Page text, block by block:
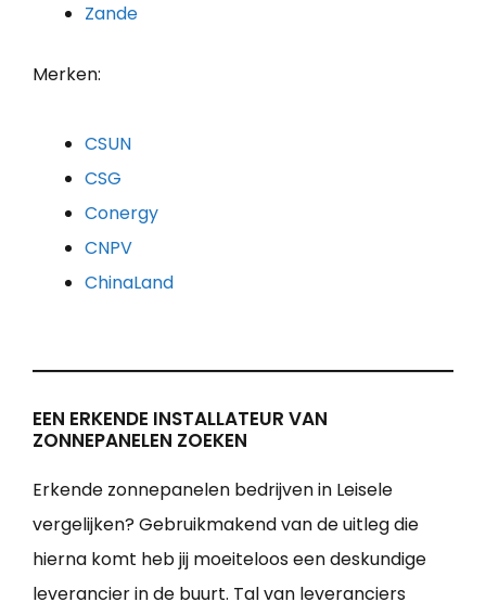
Zande
Merken:
CSUN
CSG
Conergy
CNPV
ChinaLand
EEN ERKENDE INSTALLATEUR VAN
ZONNEPANELEN ZOEKEN
Erkende zonnepanelen bedrijven in Leisele
vergelijken? Gebruikmakend van de uitleg die
hierna komt heb jij moeiteloos een deskundige
leverancier in de buurt. Tal van leveranciers